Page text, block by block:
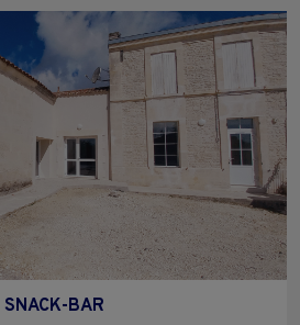
SNACK-BAR